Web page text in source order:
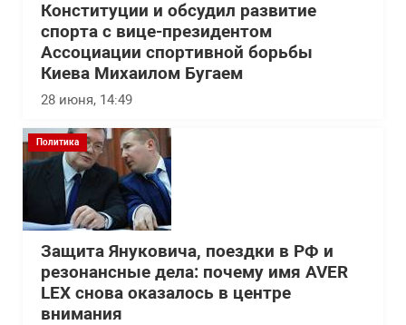
Конституции и обсудил развитие
спорта с вице-президентом
Ассоциации спортивной борьбы
Киева Михаилом Бугаем
28 июня, 14:49
Политика
Защита Януковича, поездки в РФ и
резонансные дела: почему имя AVER
LEX снова оказалось в центре
внимания